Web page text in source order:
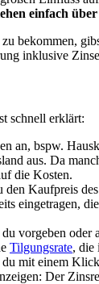
einfach
bekommen,
inklusive
schnell erklärt:
an, bspw.
aus. Da
die Kosten.
Kaufpreis
eingetragen,
vorgeben oder
Tilgungsrate, die
mit einem
Der